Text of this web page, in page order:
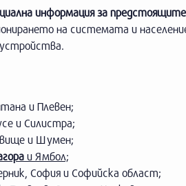
информация за
на системата и
и Плевен;
и Силистра;
и Шумен;
и Ямбол;
София и Софийска област;